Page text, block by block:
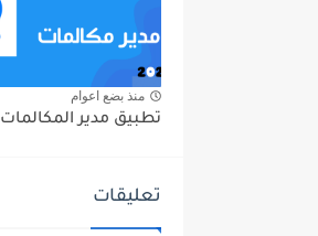
منذ بضع اعوام
تطبيق مدير المكالمات
تعليقات